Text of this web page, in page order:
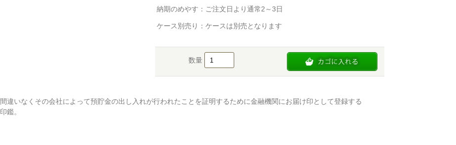
納期のめやす：ご注文日より通常2～3日
ケース別売り：ケースは別売となります
数量
間違いなくその会社によって預貯金の出し入れが行われたことを証明するために金融機関にお届け印として登録する
印鑑。